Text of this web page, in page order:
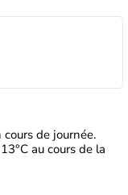
de journée.
au cours de la